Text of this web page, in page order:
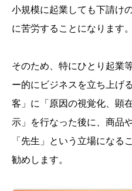
小規模に起業しても下請け
に苦労することになります。
そのため、特にひとり起業
ー的にビジネスを立ち上げ
客」に「原因の視覚化、顕
示」を行なった後に、商品
「先生」という立場になる
勧めします。